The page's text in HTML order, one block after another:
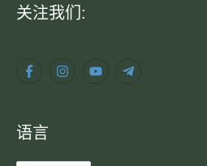
关注我们:
语言
语